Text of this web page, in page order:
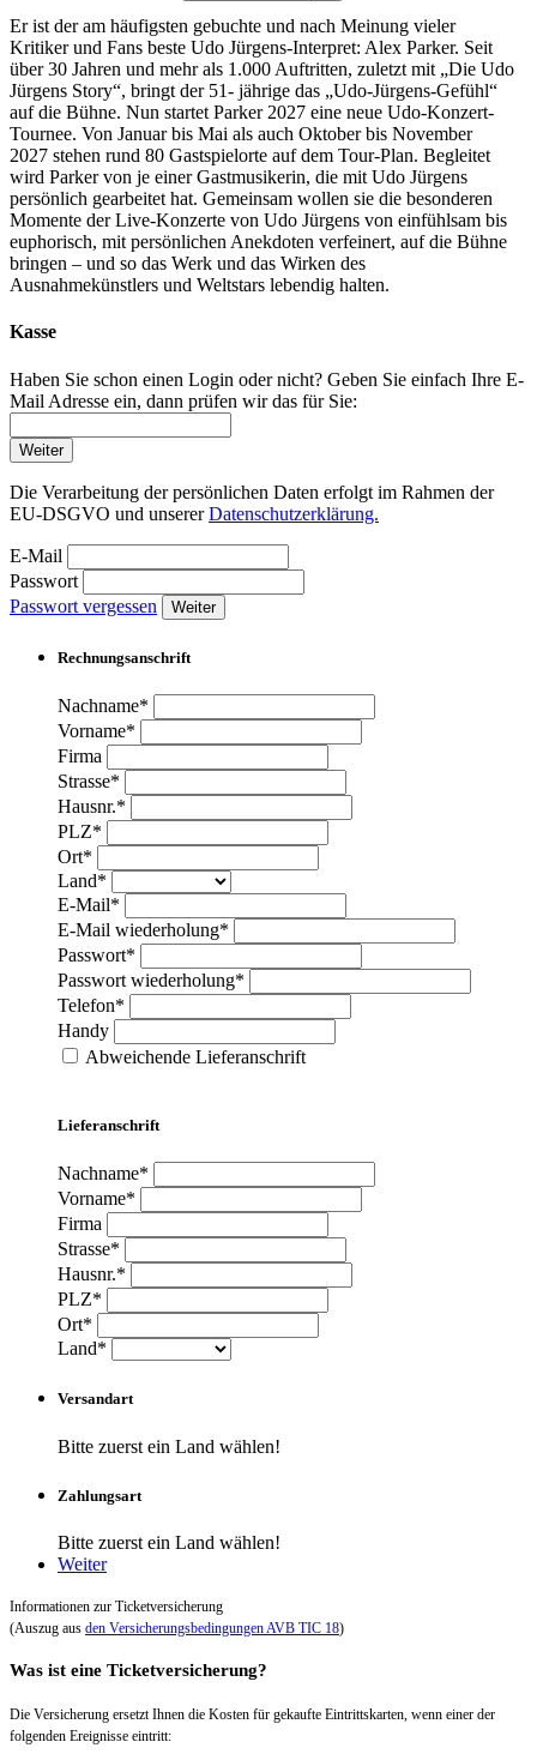
Er ist der am häufigsten gebuchte und nach Meinung vieler
Kritiker und Fans beste Udo Jürgens-Interpret: Alex Parker. Seit
über 30 Jahren und mehr als 1.000 Auftritten, zuletzt mit „Die Udo
Jürgens Story“, bringt der 51- jährige das „Udo-Jürgens-Gefühl“
auf die Bühne. Nun startet Parker 2027 eine neue Udo-Konzert-
Tournee. Von Januar bis Mai als auch Oktober bis November
2027 stehen rund 80 Gastspielorte auf dem Tour-Plan. Begleitet
wird Parker von je einer Gastmusikerin, die mit Udo Jürgens
persönlich gearbeitet hat. Gemeinsam wollen sie die besonderen
Momente der Live-Konzerte von Udo Jürgens von einfühlsam bis
euphorisch, mit persönlichen Anekdoten verfeinert, auf die Bühne
bringen – und so das Werk und das Wirken des
Ausnahmekünstlers und Weltstars lebendig halten.
Kasse
Haben Sie schon einen Login oder nicht? Geben Sie einfach Ihre E-
Mail Adresse ein, dann prüfen wir das für Sie:
Weiter
Die Verarbeitung der persönlichen Daten erfolgt im Rahmen der
EU-DSGVO und unsererDatenschutzerklärung.
E-Mail
Passwort
Passwort vergessen
Weiter
Rechnungsanschrift
Nachname*
Vorname*
Firma
Strasse*
Hausnr.*
PLZ*
Ort*
Land*
E-Mail*
E-Mail wiederholung*
Passwort*
Passwort wiederholung*
Telefon*
Handy
Abweichende Lieferanschrift
Lieferanschrift
Nachname*
Vorname*
Firma
Strasse*
Hausnr.*
PLZ*
Ort*
Land*
Versandart
Bitte zuerst ein Land wählen!
Zahlungsart
Bitte zuerst ein Land wählen!
Weiter
Informationen zur Ticketversicherung
(Auszug aus den Versicherungsbedingungen AVB TIC 18)
Was ist eine Ticketversicherung?
Die Versicherung ersetzt Ihnen die Kosten für gekaufte Eintrittskarten, wenn einer der
folgenden Ereignisse eintritt: